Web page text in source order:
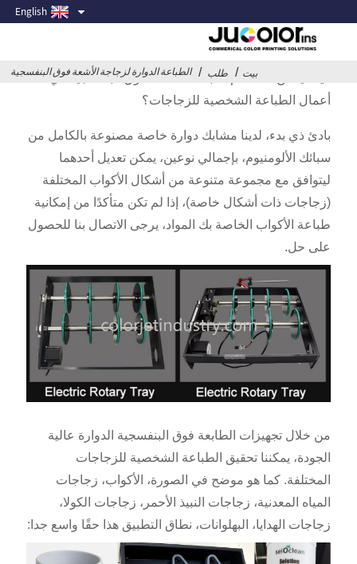
English
بيت طلب الطباعة الدوارة لزجاجة الأشعة فوق البنفسجية
الطباعة الدوارة لزجاجة الأشعة فوق البنفسجية
كيف يمكن استخدام طابعات الأشعة فوق البنفسجية في
أعمال الطباعة الشخصية للزجاجات؟
بادئ ذي بدء، لدينا مشابك دوارة خاصة مصنوعة بالكامل من
سبائك الألومنيوم، بإجمالي نوعين، يمكن تعديل أحدهما
ليتوافق مع مجموعة متنوعة من أشكال الأكواب المختلفة
(زجاجات ذات أشكال خاصة)، إذا لم تكن متأكدًا من إمكانية
طباعة الأكواب الخاصة بك المواد، يرجى الاتصال بنا للحصول
على حل.
من خلال تجهيزات الطابعة فوق البنفسجية الدوارة عالية
الجودة، يمكننا تحقيق الطباعة الشخصية للزجاجات
المختلفة. كما هو موضح في الصورة، الأكواب، زجاجات
المياه المعدنية، زجاجات النبيذ الأحمر، زجاجات الكولا،
زجاجات الهدايا، البهلوانات، نطاق التطبيق هذا حقًا واسع جدا: